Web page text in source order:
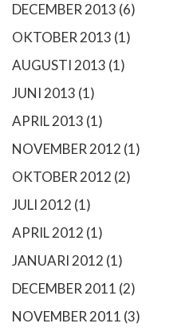
DECEMBER 2013 (6)
OKTOBER 2013 (1)
AUGUSTI 2013 (1)
JUNI 2013 (1)
APRIL 2013 (1)
NOVEMBER 2012 (1)
OKTOBER 2012 (2)
JULI 2012 (1)
APRIL 2012 (1)
JANUARI 2012 (1)
DECEMBER 2011 (2)
NOVEMBER 2011 (3)